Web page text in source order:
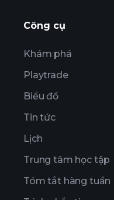
Công cụ
Khám phá
Playtrade
Biểu đồ
Tin tức
Lịch
Trung tâm học tập
Tóm tắt hàng tuần